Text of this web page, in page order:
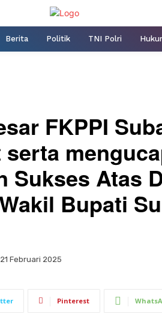
Berita Politik TNI Polri
FKPPI
Sukses Atas
Bupati
21 Februari 2025
Pinterest